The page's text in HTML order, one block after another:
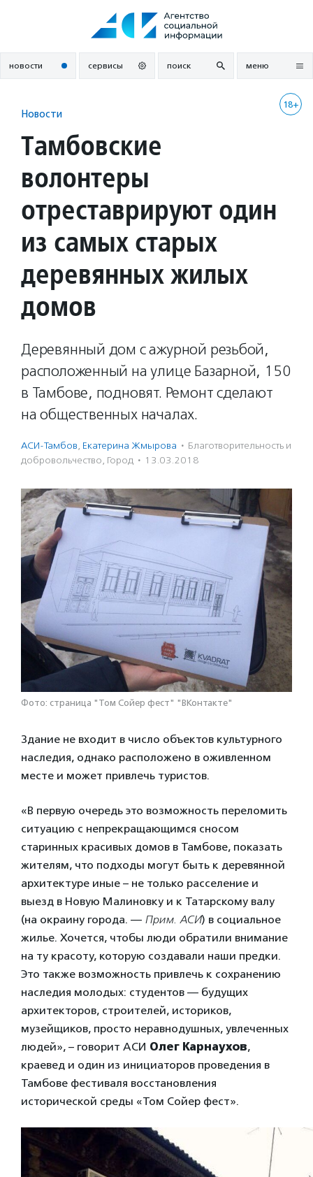
новости сервисы поиск меню
18+
Новости
Тамбовские
волонтеры
отреставрируют один
из самых старых
деревянных жилых
домов
Деревянный дом с ажурной резьбой,
расположенный на улице Базарной, 150
в Тамбове, подновят. Ремонт сделают
на общественных началах.
АСИ-Тамбов, Екатерина Жмырова · Благотвори­тель­ность и
доброволь­чест­во, Город · 13.03.2018
Фото: страница "Том Сойер фест" "ВКонтакте"
Здание не входит в число объектов культурного
наследия, однако расположено в оживленном
месте и может привлечь туристов.
«В первую очередь это возможность переломить
ситуацию с непрекращающимся сносом
старинных красивых домов в Тамбове, показать
жителям, что подходы могут быть к деревянной
архитектуре иные – не только расселение и
выезд в Новую Малиновку и к Татарскому валу
(на окраину города. — Прим. АСИ) в социальное
жилье. Хочется, чтобы люди обратили внимание
на ту красоту, которую создавали наши предки.
Это также возможность привлечь к сохранению
наследия молодых: студентов — будущих
архитекторов, строителей, историков,
музейщиков, просто неравнодушных, увлеченных
людей», – говорит АСИ Олег Карнаухов,
краевед и один из инициаторов проведения в
Тамбове фестиваля восстановления
исторической среды «Том Сойер фест».